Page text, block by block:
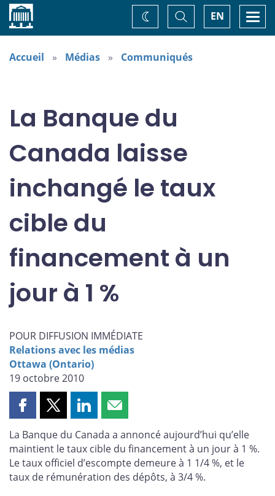
Accueil EN
Basculer
la
recherche
Changez
de
thème
Accueil Médias Communiqués
La Banque du
Canada laisse
inchangé le taux
cible du
financement à un
jour à 1 %
POUR DIFFUSION IMMÉDIATE
Relations avec les médias
Ottawa (Ontario)
19 octobre 2010
Partager
page
sur
Facebook
Partager
page
sur
X
Partager
page
sur
LinkedIn
Partager
page
par
courriel
La Banque du Canada a annoncé aujourd’hui qu’elle
maintient le taux cible du financement à un jour à 1 %.
Le taux officiel d’escompte demeure à 1 1/4 %, et le
taux de rémunération des dépôts, à 3/4 %.